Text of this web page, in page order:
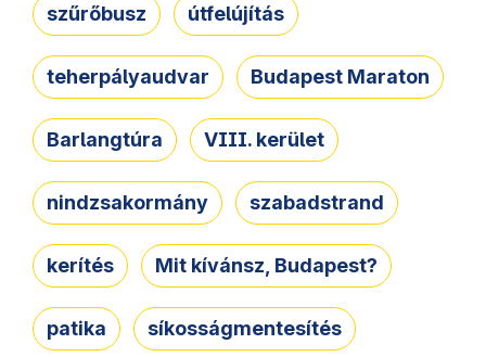
szűrőbusz útfelújítás
teherpályaudvar Budapest Maraton
Barlangtúra VIII. kerület
nindzsakormány szabadstrand
kerítés Mit kívánsz, Budapest?
patika síkosságmentesítés